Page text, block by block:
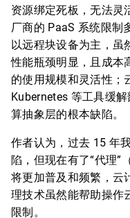
资源绑定死板，无法灵
厂商的 PaaS 系统限制
以远程块设备为主，虽
性能瓶颈明显，且成本
的使用规模和灵活性；
Kubernetes 等工具缓
算抽象层的根本缺陷。
作者认为，过去 15 年
陷，但现在有了“代理”
将更加普及和频繁，云
理技术虽然能帮助操作
限制。